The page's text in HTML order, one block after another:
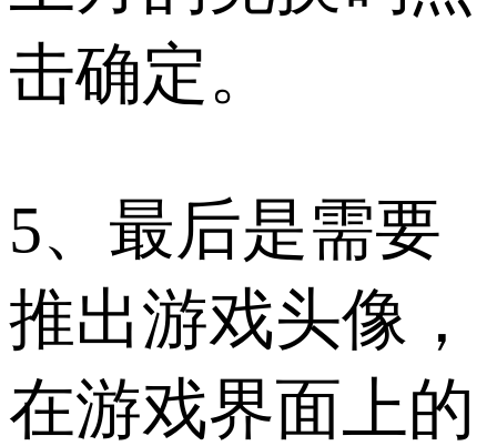
击确定。
5、最后是需要
推出游戏头像，
在游戏界面上的